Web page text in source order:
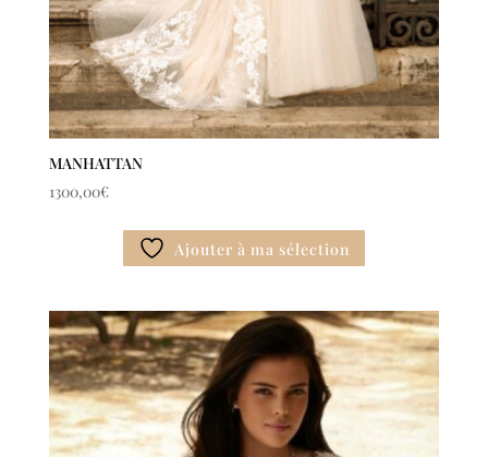
MANHATTAN
1300,00€
Ajouter à ma sélection